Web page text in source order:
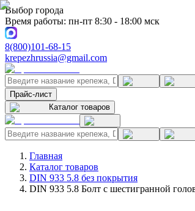
Выбор города
Время работы: пн-пт 8:30 - 18:00 мск
8(800)101-68-15
krepezhrussia@gmail.com
Прайс-лист
Каталог товаров
Главная
Каталог товаров
DIN 933 5.8 без покрытия
DIN 933 5.8 Болт с шестигранной